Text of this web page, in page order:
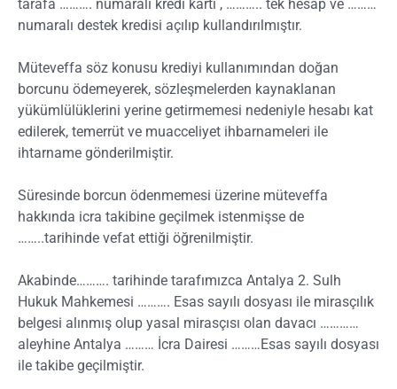
tarafa ………. numaralı kredi kartı , ……….. tek hesap ve ………
numaralı destek kredisi açılıp kullandırılmıştır.
Müteveffa söz konusu krediyi kullanımından doğan
borcunu ödemeyerek, sözleşmelerden kaynaklanan
yükümlülüklerini yerine getirmemesi nedeniyle hesabı kat
edilerek, temerrüt ve muacceliyet ihbarnameleri ile
ihtarname gönderilmiştir.
Süresinde borcun ödenmemesi üzerine müteveffa
hakkında icra takibine geçilmek istenmişse de
……..tarihinde vefat ettiği öğrenilmiştir.
Akabinde………. tarihinde tarafımızca Antalya 2. Sulh
Hukuk Mahkemesi ………. Esas sayılı dosyası ile mirasçılık
belgesi alınmış olup yasal mirasçısı olan davacı …………
aleyhine Antalya ……… İcra Dairesi ………Esas sayılı dosyası
ile takibe geçilmiştir.